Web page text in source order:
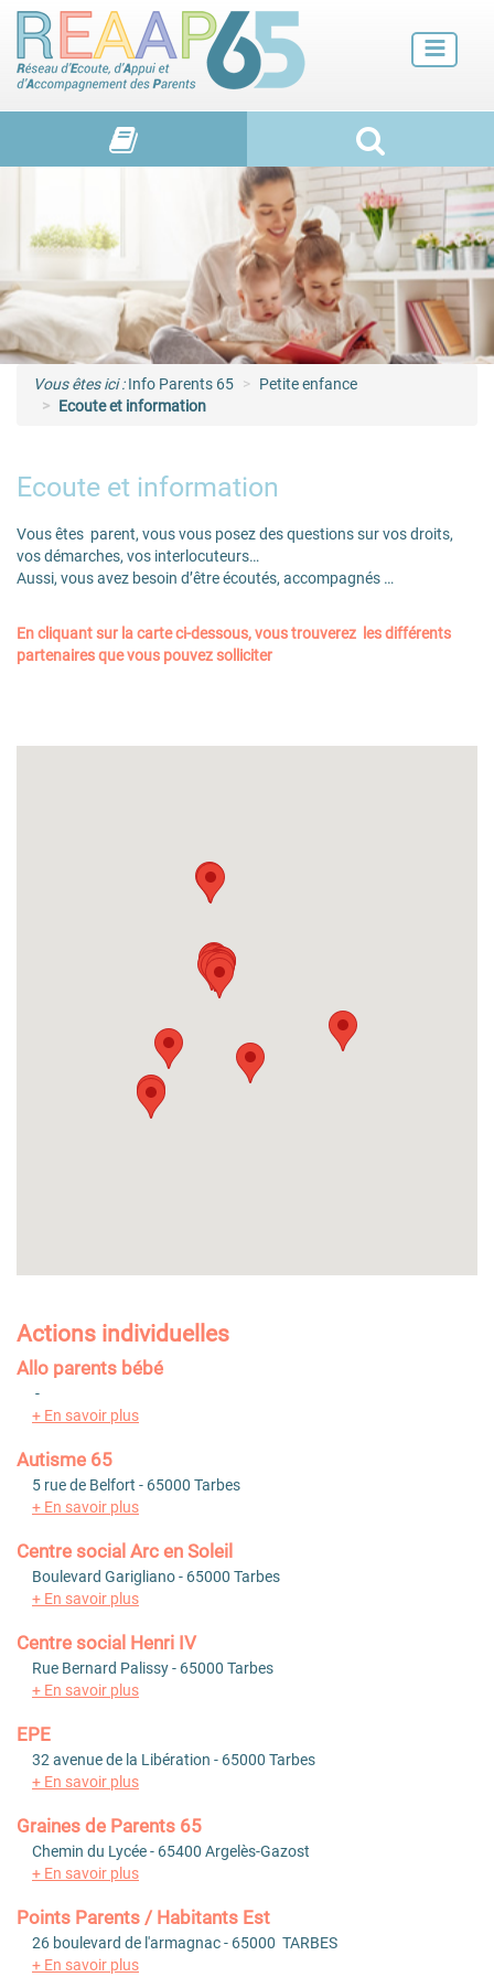
Petite enfance
Enfance
Adolescence et jeunes adultes
Vie de familles
Vous êtes ici :Info Parents 65
Petite enfance
Ecoute et information
Ecoute et information
Vous êtes parent, vous vous posez des questions sur vos droits,
vos démarches, vos interlocuteurs…
Aussi, vous avez besoin d’être écoutés, accompagnés …
En cliquant sur la carte ci-dessous, vous trouverez les différents
partenaires que vous pouvez solliciter
Actions individuelles
Allo parents bébé
-
+ En savoir plus
Autisme 65
5 rue de Belfort - 65000 Tarbes
+ En savoir plus
Centre social Arc en Soleil
Boulevard Garigliano - 65000 Tarbes
+ En savoir plus
Centre social Henri IV
Rue Bernard Palissy - 65000 Tarbes
+ En savoir plus
EPE
32 avenue de la Libération - 65000 Tarbes
+ En savoir plus
Graines de Parents 65
Chemin du Lycée - 65400 Argelès-Gazost
+ En savoir plus
Points Parents / Habitants Est
26 boulevard de l'armagnac - 65000 TARBES
+ En savoir plus